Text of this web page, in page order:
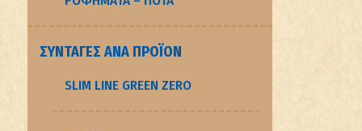
ΣΥΝΤΑΓΈΣ ΑΝΆ ΠΡΟΪΌΝ
SLIM LINE GREEN ZERO